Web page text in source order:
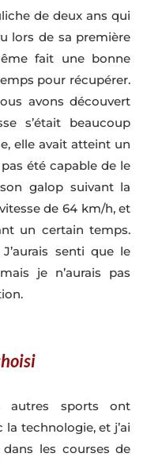
de deux ans qui
lors de sa première
fait une bonne
pour récupérer.
avons découvert
s’était beaucoup
elle avait atteint un
été capable de le
galop suivant la
de 64 km/h, et
un certain temps.
senti que le
je n’aurais pas
sports ont
technologie, et j’ai
dans les courses de